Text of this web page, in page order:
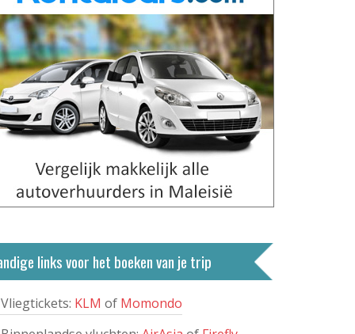
links voor het boeken van je trip
Vliegtickets: KLM of Momondo